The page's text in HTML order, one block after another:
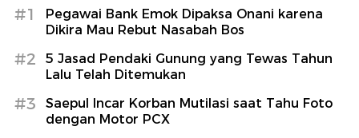
#1
Pegawai Bank Emok Dipaksa Onani karena
Dikira Mau Rebut Nasabah Bos
#2
5 Jasad Pendaki Gunung yang Tewas Tahun
Lalu Telah Ditemukan
#3
Saepul Incar Korban Mutilasi saat Tahu Foto
dengan Motor PCX